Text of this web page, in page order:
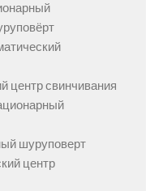
центр свинчивания
шуруповерт
центр